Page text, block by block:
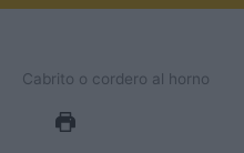
Cabrito o cordero al horno